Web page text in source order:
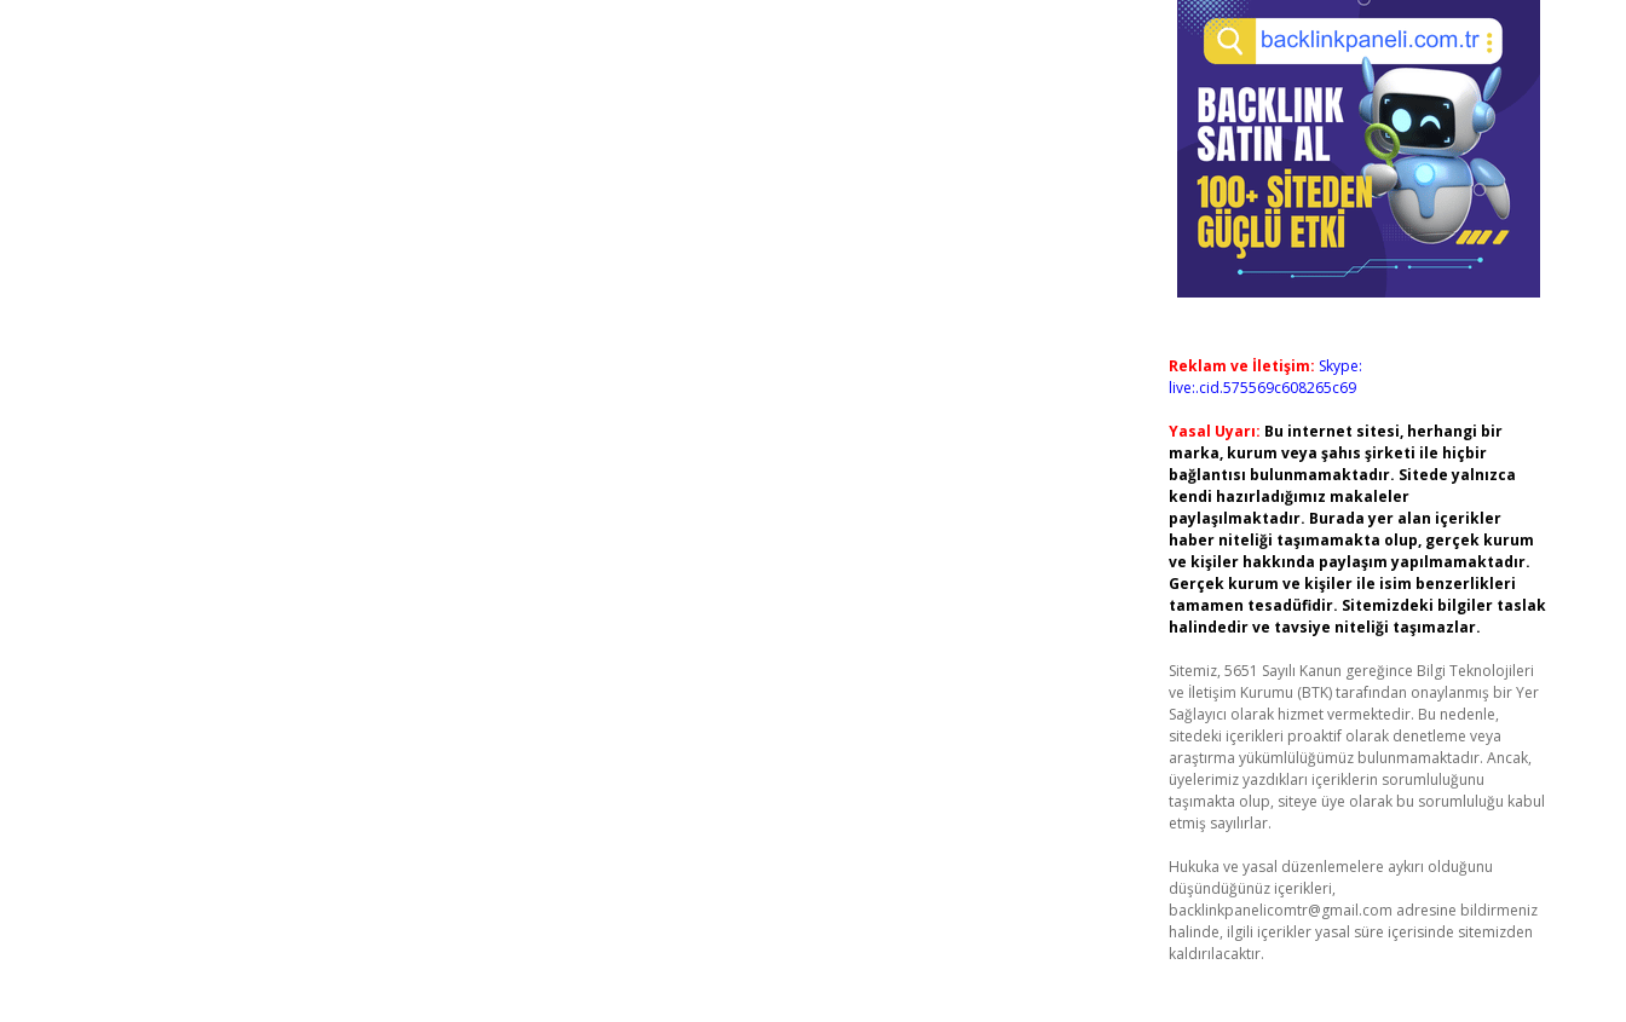
Reklam ve İletişim: Skype:
live:.cid.575569c608265c69
Yasal Uyarı: Bu internet sitesi, herhangi bir
marka, kurum veya şahıs şirketi ile hiçbir
bağlantısı bulunmamaktadır. Sitede yalnızca
kendi hazırladığımız makaleler
paylaşılmaktadır. Burada yer alan içerikler
haber niteliği taşımamakta olup, gerçek kurum
ve kişiler hakkında paylaşım yapılmamaktadır.
Gerçek kurum ve kişiler ile isim benzerlikleri
tamamen tesadüfidir. Sitemizdeki bilgiler taslak
halindedir ve tavsiye niteliği taşımazlar.
Sitemiz, 5651 Sayılı Kanun gereğince Bilgi Teknolojileri
ve İletişim Kurumu (BTK) tarafından onaylanmış bir Yer
Sağlayıcı olarak hizmet vermektedir. Bu nedenle,
sitedeki içerikleri proaktif olarak denetleme veya
araştırma yükümlülüğümüz bulunmamaktadır. Ancak,
üyelerimiz yazdıkları içeriklerin sorumluluğunu
taşımakta olup, siteye üye olarak bu sorumluluğu kabul
etmiş sayılırlar.
Hukuka ve yasal düzenlemelere aykırı olduğunu
düşündüğünüz içerikleri,
backlinkpanelicomtr@gmail.com adresine bildirmeniz
halinde, ilgili içerikler yasal süre içerisinde sitemizden
kaldırılacaktır.